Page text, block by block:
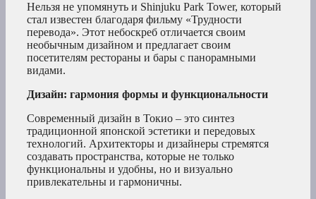
Нельзя не упомянуть и Shinjuku Park Tower, который
стал известен благодаря фильму «Трудности
перевода». Этот небоскреб отличается своим
необычным дизайном и предлагает своим
посетителям рестораны и бары с панорамными
видами.
Дизайн: гармония формы и функциональности
Современный дизайн в Токио – это синтез
традиционной японской эстетики и передовых
технологий. Архитекторы и дизайнеры стремятся
создавать пространства, которые не только
функциональны и удобны, но и визуально
привлекательны и гармоничны.